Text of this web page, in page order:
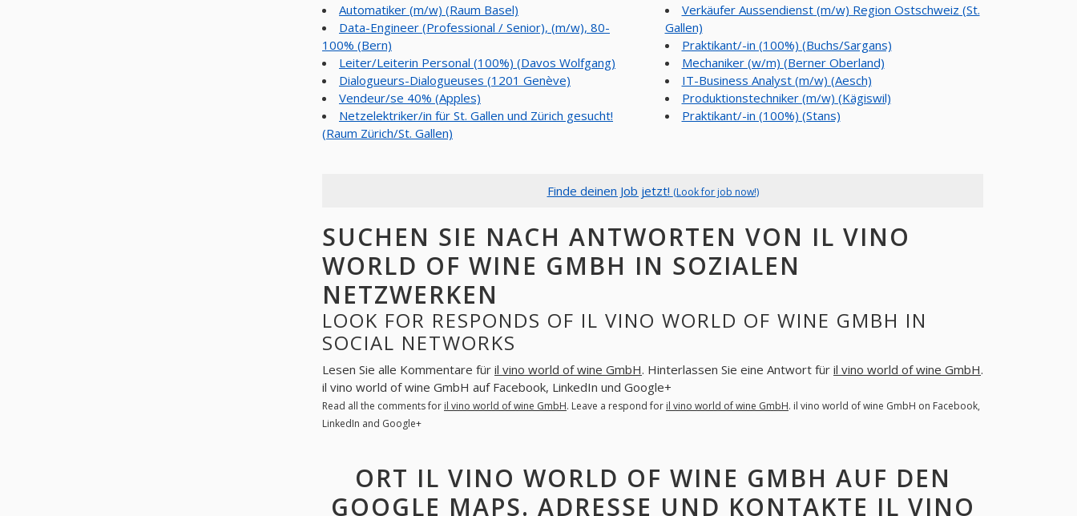
Automatiker (m/w) (Raum Basel)
Data-Engineer (Professional / Senior), (m/w), 80-
100% (Bern)
Leiter/Leiterin Personal (100%) (Davos Wolfgang)
Dialogueurs-Dialogueuses (1201 Genève)
Vendeur/se 40% (Apples)
Netzelektriker/in für St. Gallen und Zürich gesucht!
(Raum Zürich/St. Gallen)
Verkäufer Aussendienst (m/w) Region Ostschweiz (St.
Gallen)
Praktikant/-in (100%) (Buchs/Sargans)
Mechaniker (w/m) (Berner Oberland)
IT-Business Analyst (m/w) (Aesch)
Produktionstechniker (m/w) (Kägiswil)
Praktikant/-in (100%) (Stans)
Finde deinen Job jetzt! (Look for job now!)
SUCHEN SIE NACH ANTWORTEN VON IL VINO
WORLD OF WINE GMBH IN SOZIALEN
NETZWERKEN
LOOK FOR RESPONDS OF IL VINO WORLD OF WINE GMBH IN
SOCIAL NETWORKS
Lesen Sie alle Kommentare für il vino world of wine GmbH. Hinterlassen Sie eine Antwort für il vino world of wine GmbH.
il vino world of wine GmbH auf Facebook, LinkedIn und Google+
Read all the comments for il vino world of wine GmbH. Leave a respond for il vino world of wine GmbH. il vino world of wine GmbH on Facebook,
LinkedIn and Google+
ORT IL VINO WORLD OF WINE GMBH AUF DEN
GOOGLE MAPS. ADRESSE UND KONTAKTE IL VINO